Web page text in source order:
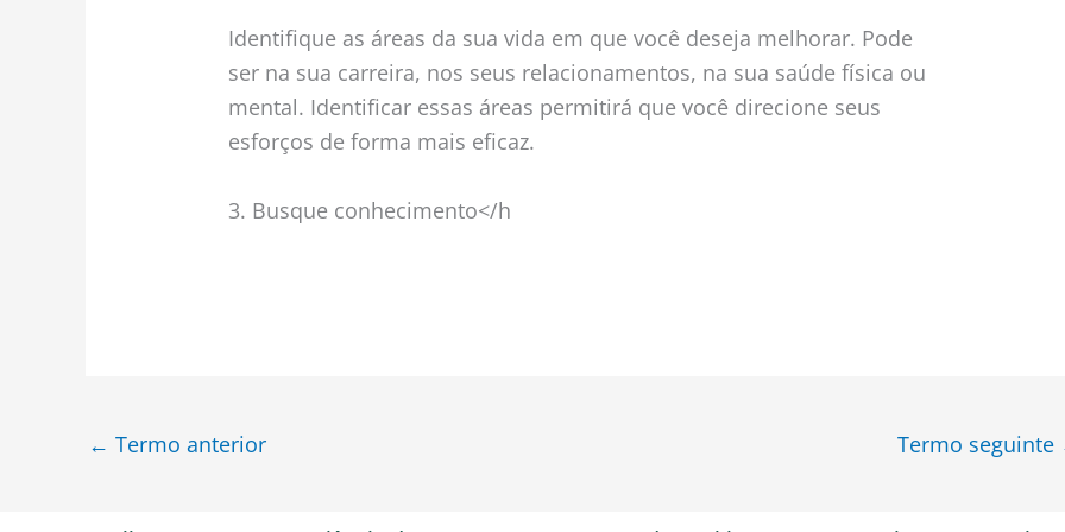
Identifique as áreas da sua vida em que você deseja melhorar. Pode
ser na sua carreira, nos seus relacionamentos, na sua saúde física ou
mental. Identificar essas áreas permitirá que você direcione seus
esforços de forma mais eficaz.
3. Busque conhecimento</h
← Termo anterior Termo seguinte